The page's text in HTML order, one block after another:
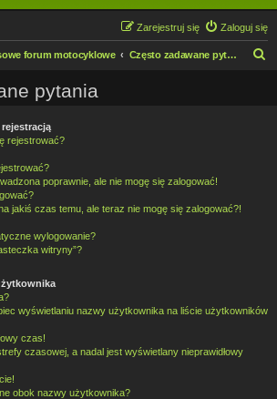
Zaloguj się
Zarejestruj się
forum motocyklowe Często zadawane pytania
pytania
rejestrować?
poprawnie, ale nie mogę się zalogować!
jakiś czas temu, ale teraz nie mogę się zalogować?!
wylogowanie?
witryny”?
wyświetlaniu nazwy użytkownika na liście użytkowników
czas!
czasowej, a nadal jest wyświetlany nieprawidłowy
obok nazwy użytkownika?